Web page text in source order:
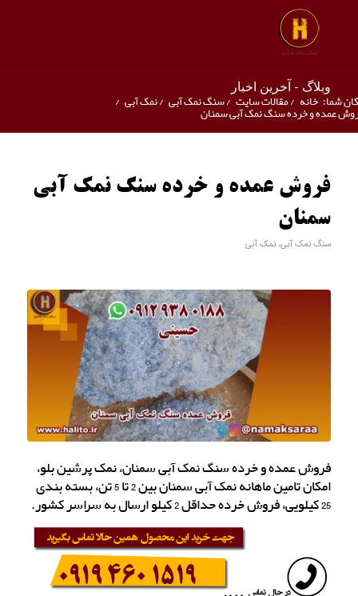
وبلاگ - آخرین اخبار
شما: خانه /مقالات سایت /سنگ نمک آبی /نمک آبی /
عمده و خرده سنگ نمک آبی سمنان
فروش عمده و خرده سنگ نمک آبی
سمنان
سنگ نمک آبی, نمک آبی
فروش عمده و خرده سنگ نمک آبی سمنان، نمک پرشین بلو،
امکان تامین ماهانه نمک آبی سمنان بین 2 تا 5 تن، بسته بندی
25 کیلویی، فروش خرده حداقل 2 کیلو ارسال به سراسر کشور.